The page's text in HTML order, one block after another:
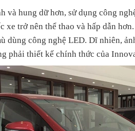
và hung dữ hơn, sử dụng công
xe trở nên thể thao và hấp dẫn
dùng công nghệ LED. Dĩ nhiên,
phải thiết kế chính thức của